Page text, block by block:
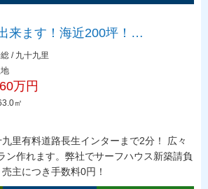
来ます！海近200坪！…
/ 九十九里
万円
㎡
里有料道路長生インターまで2分！ 広々
ン作れます。弊社でサーフハウス新築請負
主につき手数料0円！